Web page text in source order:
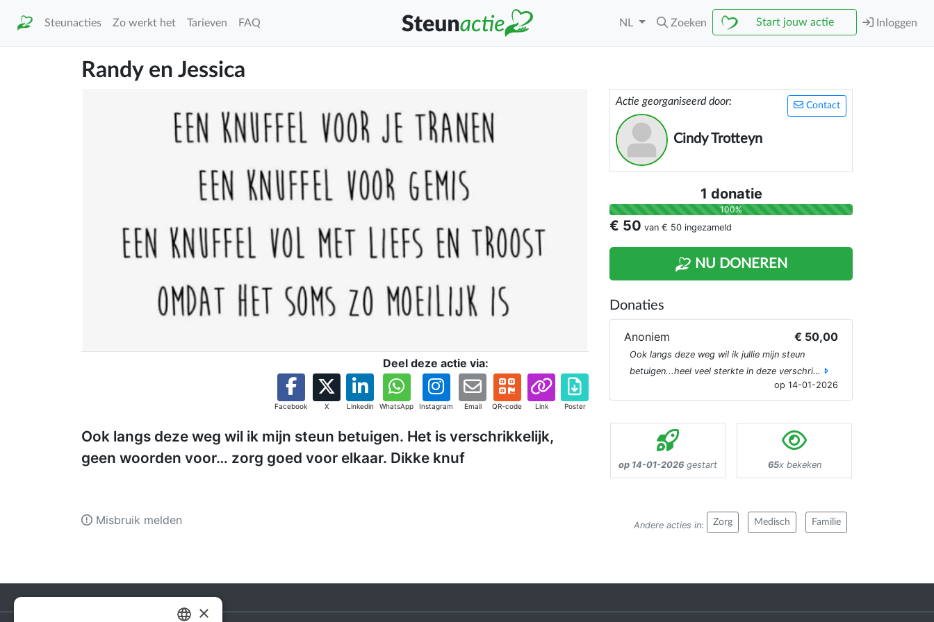
Steunacties Zo werkt het Tarieven FAQ NL Zoeken Start jouw actie Inloggen
Randy en Jessica
Deel deze actie via:
Facebook X Linkedin WhatsApp Instagram Email QR-code Link Poster
Ook langs deze weg wil ik mijn steun betuigen. Het is verschrikkelijk,
geen woorden voor… zorg goed voor elkaar. Dikke knuf
Contact
Actie georganiseerd door:
Cindy Trotteyn
1 donatie
100%
€ 50 van € 50 ingezameld
NU DONEREN
Donaties
Anoniem € 50,00
Ook langs deze weg wil ik jullie mijn steun
betuigen...heel veel sterkte in deze verschri…
op 14-01-2026
op 14-01-2026 gestart 65x bekeken
Andere acties in: Zorg Medisch Familie
Misbruik melden
×